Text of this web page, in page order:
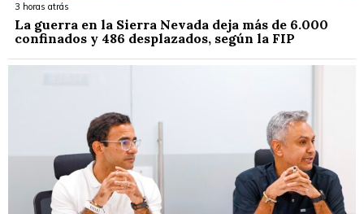
3 horas atrás
La guerra en la Sierra Nevada deja más de 6.000
confinados y 486 desplazados, según la FIP